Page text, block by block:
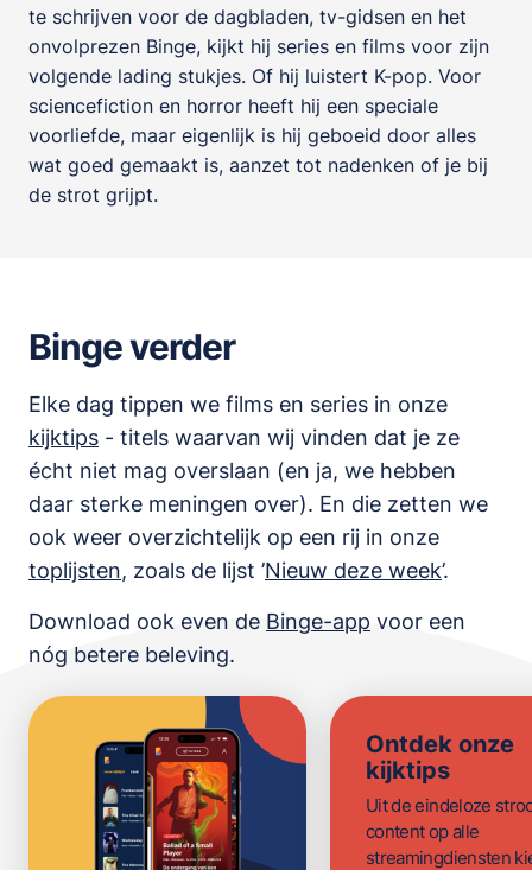
te schrijven voor de dagbladen, tv-gidsen en het
onvolprezen Binge, kijkt hij series en films voor zijn
volgende lading stukjes. Of hij luistert K-pop. Voor
sciencefiction en horror heeft hij een speciale
voorliefde, maar eigenlijk is hij geboeid door alles
wat goed gemaakt is, aanzet tot nadenken of je bij
de strot grijpt.
Binge verder
Elke dag tippen we films en series in onze
kijktips - titels waarvan wij vinden dat je ze
écht niet mag overslaan (en ja, we hebben
daar sterke meningen over). En die zetten we
ook weer overzichtelijk op een rij in onze
toplijsten, zoals de lijst ’Nieuw deze week’.
Download ook even de Binge-app voor een
nóg betere beleving.
Ontdek onze
kijktips
Uit de eindeloze
content op alle
streamingdiensten